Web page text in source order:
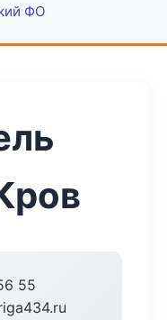
ФО
55